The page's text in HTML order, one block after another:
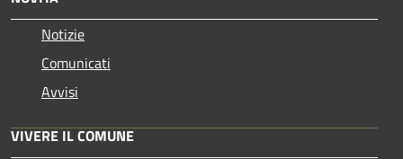
Notizie
Comunicati
Avvisi
VIVERE IL COMUNE